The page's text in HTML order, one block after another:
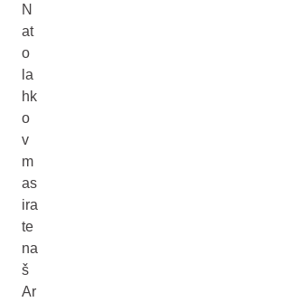
N
at
o
la
hk
o
v
m
as
ira
te
na
š
Ar